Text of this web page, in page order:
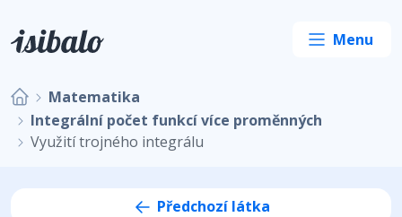
Matematika
Integrální počet funkcí více proměnných
Využití trojného integrálu
Předchozí látka